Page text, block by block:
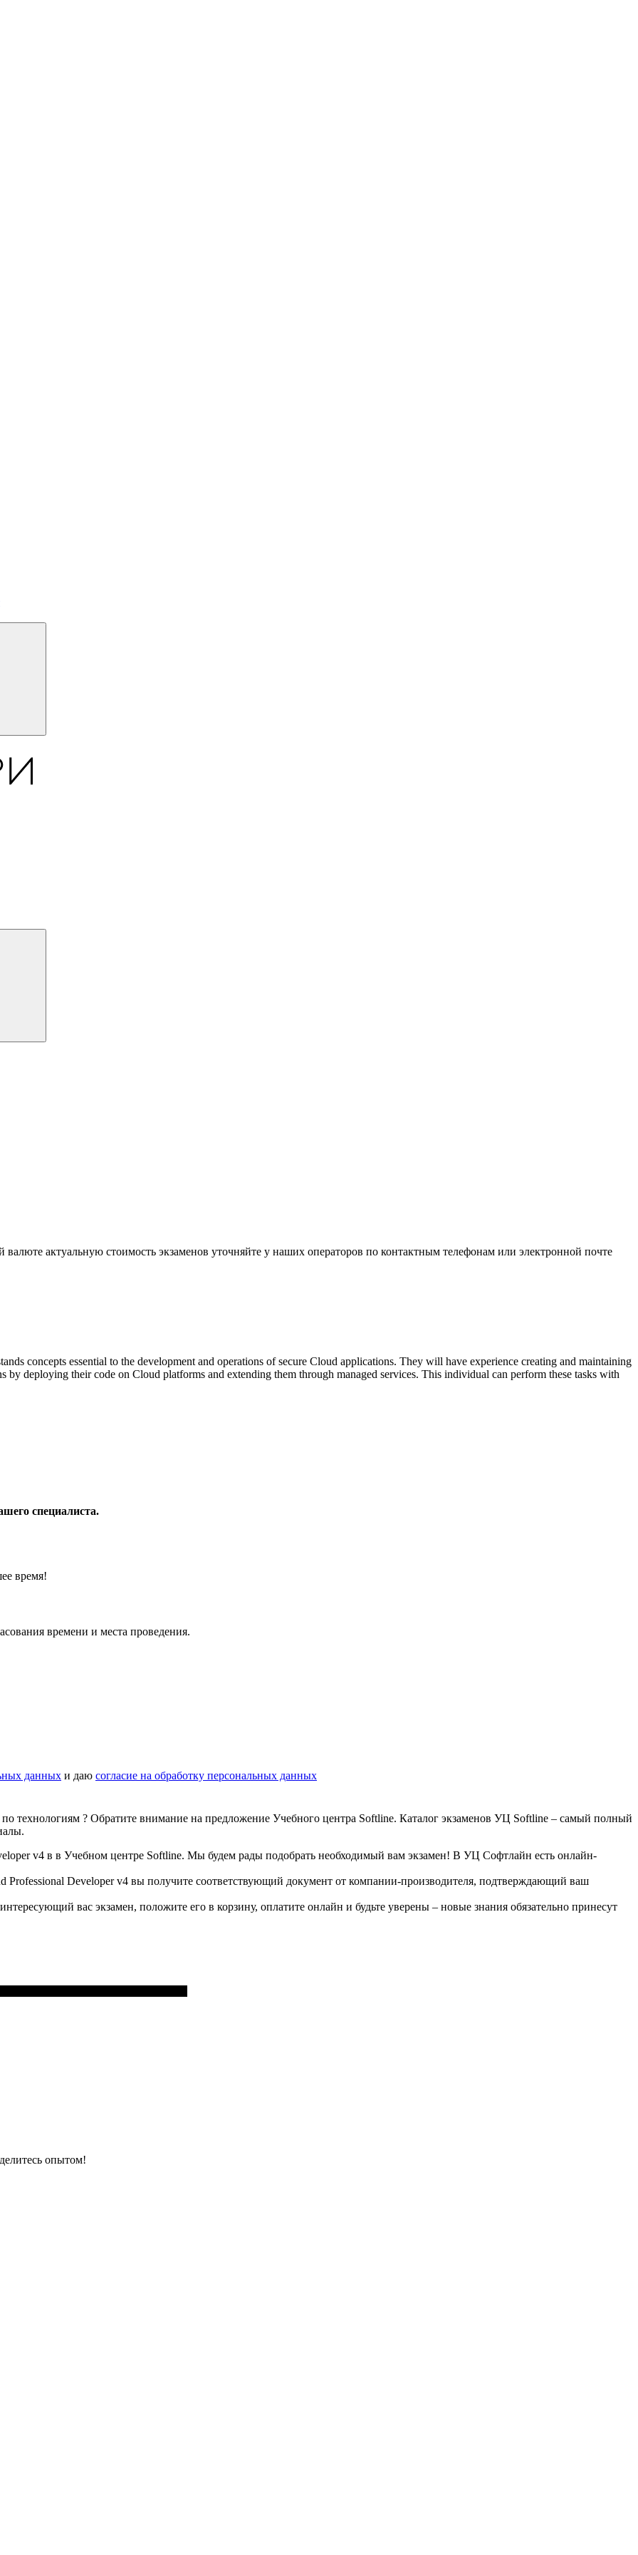
актуальную стоимость экзаменов уточняйте у наших операторов по контактным телефонам или электронной почте
concepts essential to the development and operations of secure Cloud applications. They will have experience creating and maintaining
deploying their code on Cloud platforms and extending them through managed services. This individual can perform these tasks with
специалиста.
время!
времени и места проведения.
данных и даю согласие на обработку персональных данных
технологиям ? Обратите внимание на предложение Учебного центра Softline. Каталог экзаменов УЦ Softline – самый полный
v4 в в Учебном центре Softline. Мы будем рады подобрать необходимый вам экзамен! В УЦ Софтлайн есть онлайн-
Professional Developer v4 вы получите соответствующий документ от компании-производителя, подтверждающий ваш
вас экзамен, положите его в корзину, оплатите онлайн и будьте уверены – новые знания обязательно принесут
опытом!